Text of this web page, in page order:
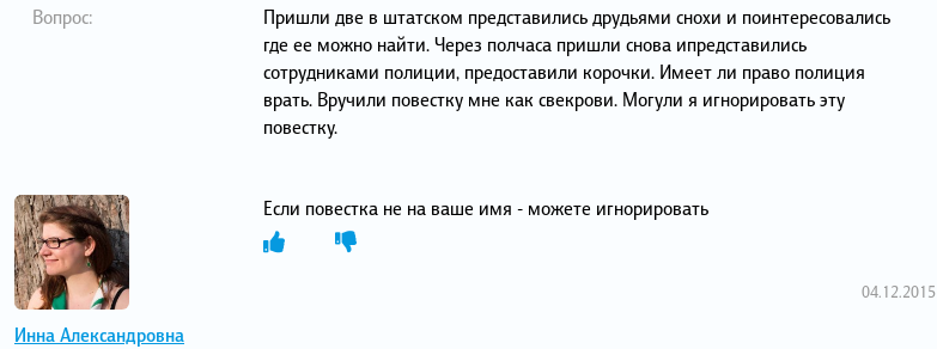
Вопрос:
Пришли две в штатском представились друдьями снохи и поинтересовались
где ее можно найти. Через полчаса пришли снова ипредставились
сотрудниками полиции, предоставили корочки. Имеет ли право полиция
врать. Вручили повестку мне как свекрови. Могули я игнорировать эту
повестку.
Инна Александровна
Если повестка не на ваше имя - можете игнорировать
04.12.2015